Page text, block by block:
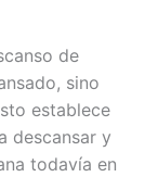
de
sino
establece
descansar y
todavía en